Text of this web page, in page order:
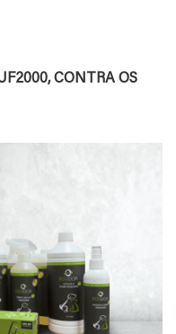
CONTRA OS